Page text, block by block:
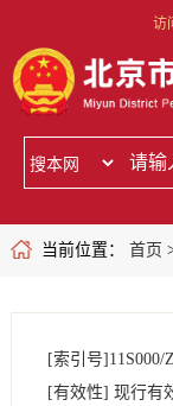
访
当前位置： 首页
[索引号] 11S000/
[有效性] 现行有